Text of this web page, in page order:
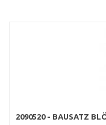
2090520 - BAUSATZ